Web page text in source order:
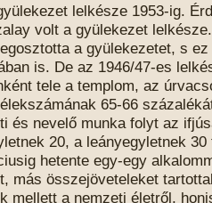
lelkésze 1953-ig.
volt a gyülekezet
a gyülekezetet, s
is. De az 1946/47-es
tele a templom, az
65-66
és nevelő munka folyt az
20, a leányegyletnek
hetente egy-egy
más összejöveteleket
mellett a nemzeti életről,